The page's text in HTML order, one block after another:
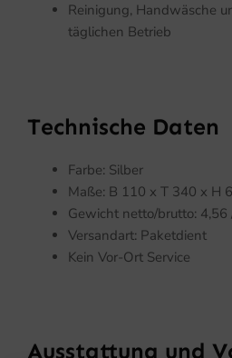
Reinigung, Handwäsche
täglichen Betrieb
Technische Daten
Farbe: Silber
Maße: B 110 x T 340 x H
Gewicht netto/brutto: 4,56
Versandart: Paketdient
Kein Vor-Ort Service
Ausstattung und